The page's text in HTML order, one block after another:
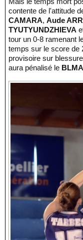
contente de l'attitude
CAMARA, Aude
TYUTYUNDZHIEVA
tour un 0-8 ramenant
temps sur le score de
provisoire sur
aura pénalisé le BLMA